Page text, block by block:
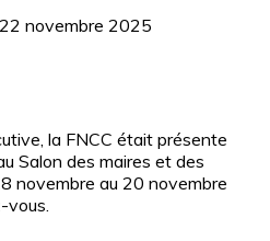
22 novembre 2025
la FNCC était présente
Salon des maires et des
novembre au 20 novembre
vous.